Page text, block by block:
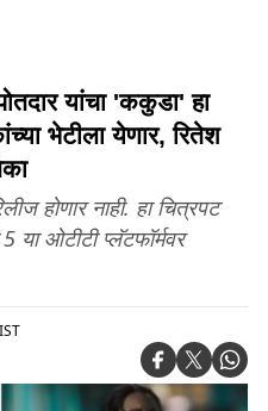
यांचा 'ककुडा' हा
भेटीला येणार, रितेश
होणार नाही. हा चित्रपट
या ओटीटी प्लॅटफॉर्मवर